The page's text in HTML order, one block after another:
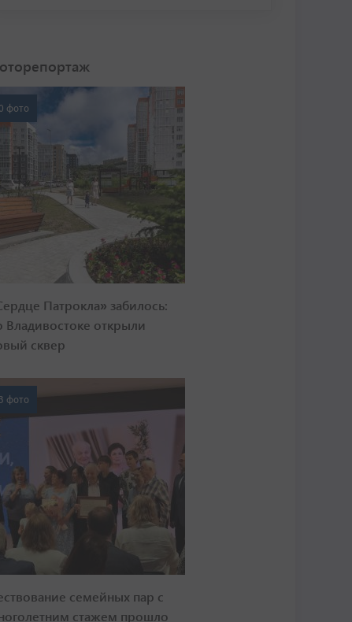
фото
Патрокла» забилось:
Владивостоке открыли
сквер
фото
семейных пар с
стажем прошло